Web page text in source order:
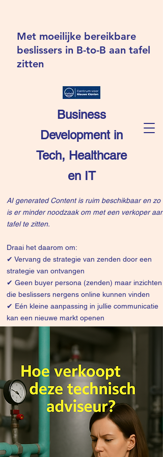
Business
Development in
Tech, Healthcare
en IT
Met moeilijke bereikbare
beslissers in B-to-B aan tafel
zitten
AI generated Content is ruim beschikbaar en zo
is er minder noodzaak om met een verkoper aan
tafel te zitten.
Draai het daarom om:
✔ Vervang de strategie van zenden door een
strategie van ontvangen
✔ Geen buyer persona (zenden) maar inzichten
die beslissers nergens online kunnen vinden
✔ Eén kleine aanpassing in jullie communicatie
kan een nieuwe markt openen